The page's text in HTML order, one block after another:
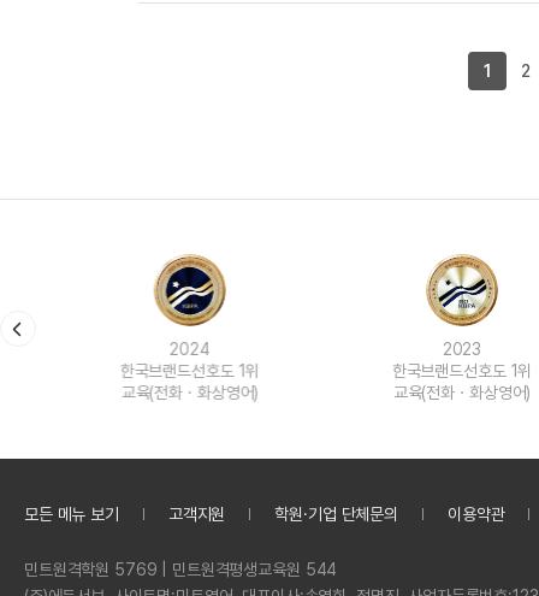
1 2
한국브랜드선호도 1위
교육(전화ㆍ화상영어)
한국브랜드선호도 1위
교육(전화ㆍ화상영어)
모든 메뉴 보기 고객지원 학원·기업 단체문의 이용약관
정
민트원격학원 5769 | 민트원격평생교육원 544